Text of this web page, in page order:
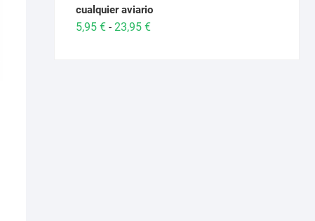
cualquier aviario
5,95 € - 23,95 €Rango